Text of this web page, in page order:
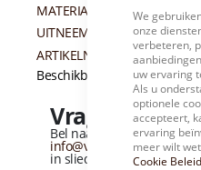
We
onze
verbeteren,
uw ervaring
Als u
optionele
accepteert,
ervaring
meer wilt
Cookie Beleid
MATERIAAL:
UITNEEMBAAR VOETBED:
ARTIKELNUMMER:
Beschikbaarheid:Niet op
Vragen over
Bel naar +31 (0)184 - 412
in sliedrecht (Zie